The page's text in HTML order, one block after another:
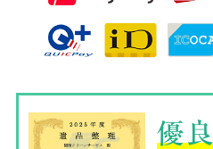
優良